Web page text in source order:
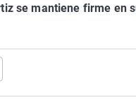
se mantiene firme en